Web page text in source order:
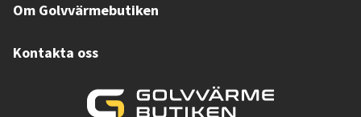
Om Golvvärmebutiken
Kontakta oss